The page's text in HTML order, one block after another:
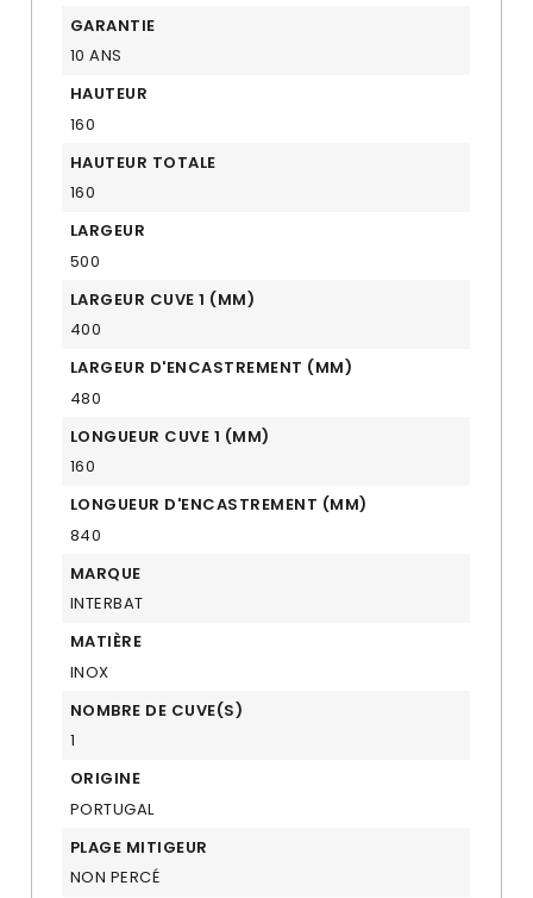
GARANTIE
10 ANS
HAUTEUR
160
HAUTEUR TOTALE
160
LARGEUR
500
LARGEUR CUVE 1 (MM)
400
LARGEUR D'ENCASTREMENT (MM)
480
LONGUEUR CUVE 1 (MM)
160
LONGUEUR D'ENCASTREMENT (MM)
840
MARQUE
INTERBAT
MATIÈRE
INOX
NOMBRE DE CUVE(S)
1
ORIGINE
PORTUGAL
PLAGE MITIGEUR
NON PERCÉ